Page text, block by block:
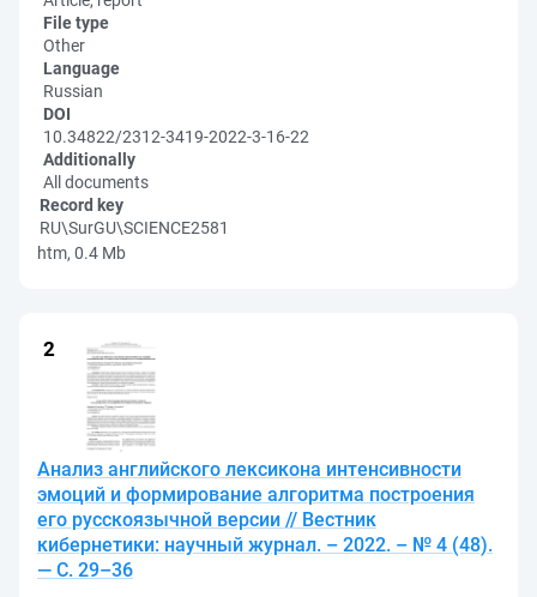
File type
Other
Language
Russian
DOI
10.34822/2312-3419-2022-3-16-22
Additionally
All documents
Record key
RU\SurGU\SCIENCE2581
htm, 0.4 Mb
Анализ английского лексикона интенсивности
эмоций и формирование алгоритма построения
его русскоязычной версии // Вестник
кибернетики: научный журнал. – 2022. – № 4 (48).
— С. 29–36